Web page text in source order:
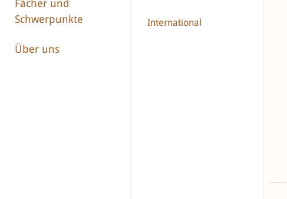
Fächer und
Schwerpunkte
Über uns
International